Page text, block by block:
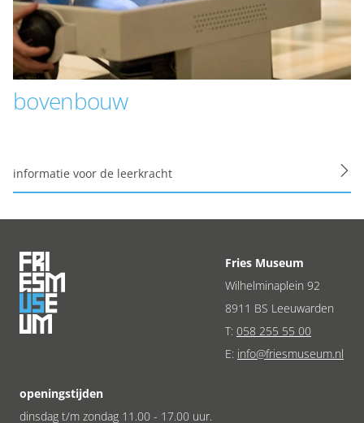
bovenbouw
informatie voor de leerkracht
Fries Museum
Wilhelminaplein 92
8911 BS Leeuwarden
T: 058 255 55 00
E: info@friesmuseum.nl
openingstijden
dinsdag t/m zondag 11.00 - 17.00 uur.